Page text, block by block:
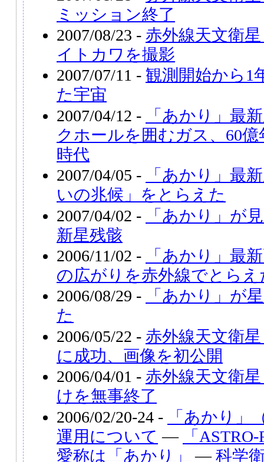
ミッション終了
2007/08/23 - 赤外線天文衛
イトカワを撮影
2007/07/11 - 観測開始から1
た宇宙
2007/04/12 -
「あかり」最
クホールを囲むガス、60
時代
2007/04/05 -
「あかり」最
いの兆候」をとらえた
2007/04/02 -
「あかり」が
新星残骸
2006/11/02 -
「あかり」最
の広がりを赤外線でとらえ
2006/08/29 -
「あかり」が
た
2006/05/22 - 赤外線天文衛
に成功、画像を初公開
2006/04/01 - 赤外線天文衛
けを無事終了
2006/02/20-24 -
「あかり」
運用について ―
「
愛称は「あかり」
―科学